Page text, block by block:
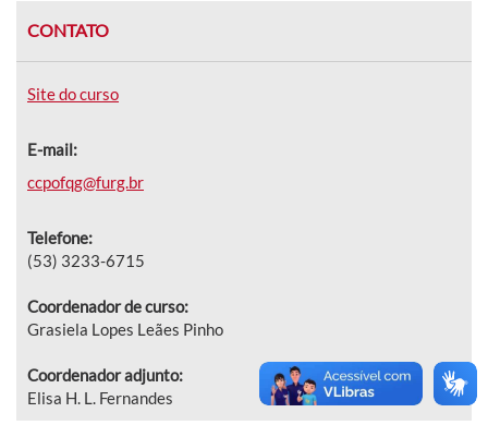
CONTATO
Site do curso
E-mail:
ccpofqg@furg.br
Telefone:
(53) 3233-6715
Coordenador de curso:
Grasiela Lopes Leães Pinho
Coordenador adjunto:
Elisa H. L. Fernandes